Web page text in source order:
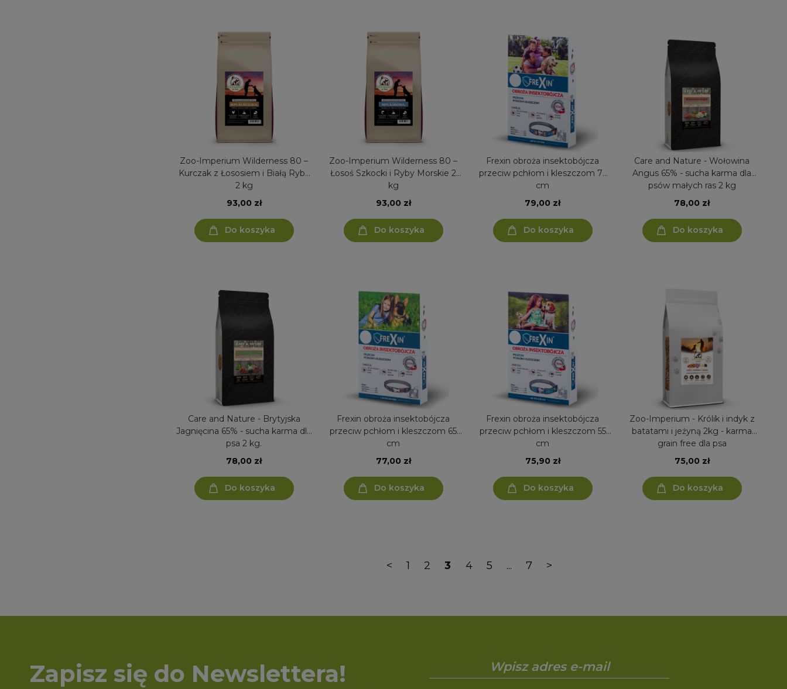
Zoo-Imperium Wilderness 80 –
Kurczak z Łososiem i Białą Rybą
2 kg
93,00 zł
Do koszyka
Zoo-Imperium Wilderness 80 –
Łosoś Szkocki i Ryby Morskie 2
kg
93,00 zł
Do koszyka
Frexin obroża insektobójcza
przeciw pchłom i kleszczom 75
cm
79,00 zł
Do koszyka
Care and Nature - Wołowina
Angus 65% - sucha karma dla
psów małych ras 2 kg
78,00 zł
Do koszyka
Care and Nature - Brytyjska
Jagnięcina 65% - sucha karma dla
psa 2 kg.
78,00 zł
Do koszyka
Frexin obroża insektobójcza
przeciw pchłom i kleszczom 65
cm
77,00 zł
Do koszyka
Frexin obroża insektobójcza
przeciw pchłom i kleszczom 55
cm
75,90 zł
Do koszyka
Zoo-Imperium - Królik i indyk z
batatami i jeżyną 2kg - karma
grain free dla psa
75,00 zł
Do koszyka
< 1 2 3 4 5 ... 7 >
Zapisz się do Newslettera!